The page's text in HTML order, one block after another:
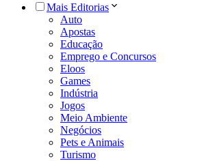
Mais Editorias
Auto
Apostas
Educação
Emprego e Concursos
Eloos
Games
Indústria
Jogos
Meio Ambiente
Negócios
Pets e Animais
Turismo